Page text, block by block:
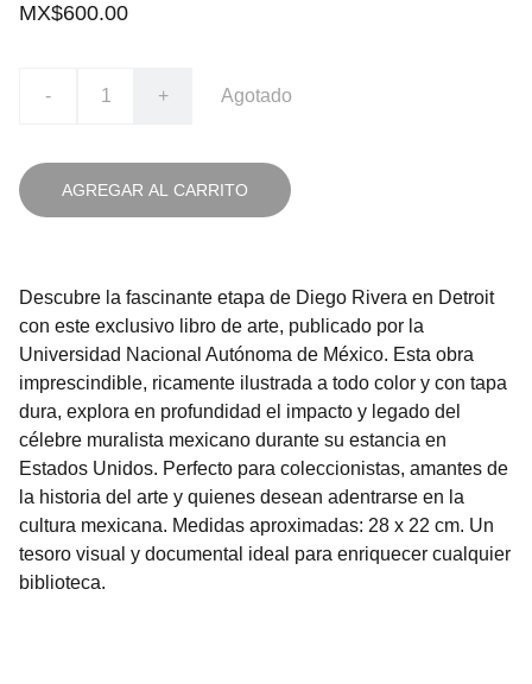
MX$600.00
- + Agotado
AGREGAR AL CARRITO
Descubre la fascinante etapa de Diego Rivera en Detroit
con este exclusivo libro de arte, publicado por la
Universidad Nacional Autónoma de México. Esta obra
imprescindible, ricamente ilustrada a todo color y con tapa
dura, explora en profundidad el impacto y legado del
célebre muralista mexicano durante su estancia en
Estados Unidos. Perfecto para coleccionistas, amantes de
la historia del arte y quienes desean adentrarse en la
cultura mexicana. Medidas aproximadas: 28 x 22 cm. Un
tesoro visual y documental ideal para enriquecer cualquier
biblioteca.